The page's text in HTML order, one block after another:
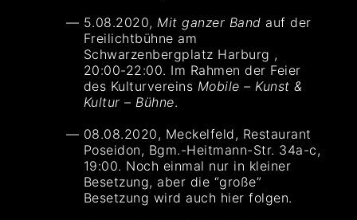
5.08.2020, Mit ganzer Band auf der
Freilichtbühne am
Schwarzenbergplatz Harburg ,
20:00-22:00. Im Rahmen der Feier
des Kulturvereins Mobile – Kunst &
Kultur – Bühne.
08.08.2020, Meckelfeld, Restaurant
Poseidon, Bgm.-Heitmann-Str. 34a-c,
19:00. Noch einmal nur in kleiner
Besetzung, aber die “große”
Besetzung wird auch hier folgen.